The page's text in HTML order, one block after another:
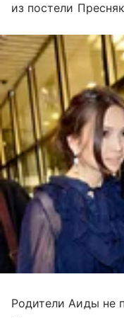
из постели
Родители Аиды не